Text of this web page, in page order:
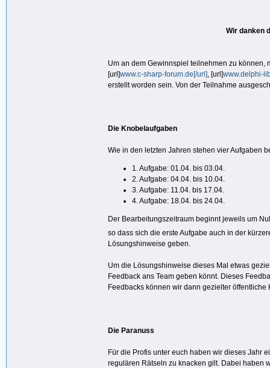
Wir danken
Um an dem Gewinnspiel teilnehmen zu können,
[url]www.c-sharp-forum.de[/url], [url]www.delphi-
erstellt worden sein. Von der Teilnahme
Die Knobelaufgaben
Wie in den letzten Jahren stehen vier Aufgaben
1. Aufgabe: 01.04. bis 03.04.
2. Aufgabe: 04.04. bis 10.04.
3. Aufgabe: 11.04. bis 17.04.
4. Aufgabe: 18.04. bis 24.04.
Der Bearbeitungszeitraum beginnt jeweils um
so dass sich die erste Aufgabe auch in der
Lösungshinweise geben.
Um die Lösungshinweise dieses Mal etwas
Feedback ans Team geben könnt. Dieses
Feedbacks können wir dann gezielter öffentliche
Die Paranuss
Für die Profis unter euch haben wir dieses Jahr
regulären Rätseln zu knacken gilt. Dabei haben